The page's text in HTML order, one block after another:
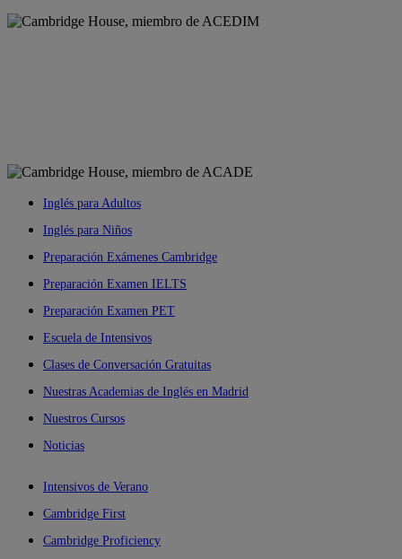
Inglés para Adultos
Inglés para Niños
Preparación Exámenes Cambridge
Preparación Examen IELTS
Preparación Examen PET
Escuela de Intensivos
Clases de Conversación Gratuitas
Nuestras Academias de Inglés en Madrid
Nuestros Cursos
Noticias
Intensivos de Verano
Cambridge First
Cambridge Proficiency